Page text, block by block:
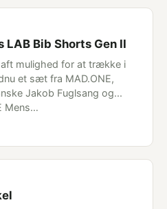
LAB Bib Shorts Gen II
mulighed for at trække i
et sæt fra MAD.ONE,
Jakob Fuglsang og...
Mens…